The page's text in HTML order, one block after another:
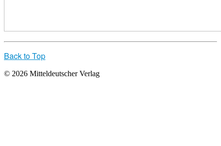
Back to Top
© 2026 Mitteldeutscher Verlag